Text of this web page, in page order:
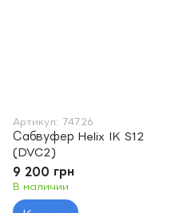
Артикул: 74726
Сабвуфер Helix IK S12
(DVC2)
9 200 грн
В наличии